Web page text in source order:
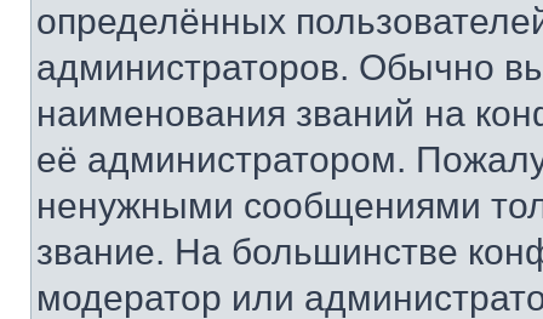
определённых
администраторов. Обычно
наименования званий на
её администратором.
ненужными сообщениями
звание. На большинстве
модератор или